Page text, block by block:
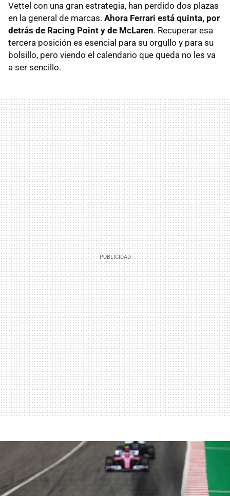
Vettel con una gran estrategia, han perdido dos plazas
en la general de marcas. Ahora Ferrari está quinta, por
detrás de Racing Point y de McLaren. Recuperar esa
tercera posición es esencial para su orgullo y para su
bolsillo, pero viendo el calendario que queda no les va
a ser sencillo.